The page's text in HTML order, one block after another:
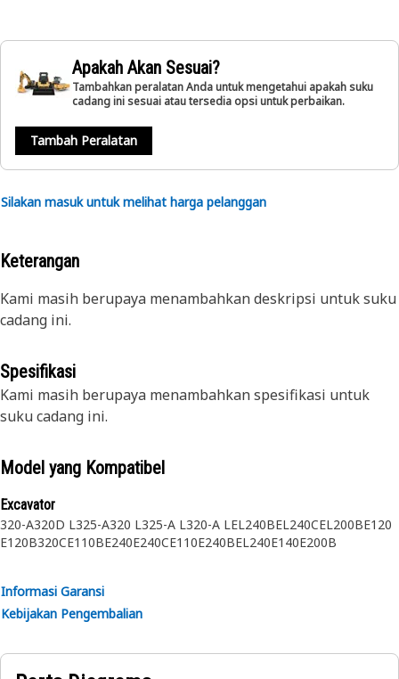
Apakah Akan Sesuai?
Tambahkan peralatan Anda untuk mengetahui apakah suku
cadang ini sesuai atau tersedia opsi untuk perbaikan.
Tambah Peralatan
Silakan masuk untuk melihat harga pelanggan
Keterangan
Kami masih berupaya menambahkan deskripsi untuk suku
cadang ini.
Spesifikasi
Kami masih berupaya menambahkan spesifikasi untuk
suku cadang ini.
Model yang Kompatibel
Excavator
320-A320D L325-A320 L325-A L320-A LEL240BEL240CEL200BE120
E120B320CE110BE240E240CE110E240BEL240E140E200B
Informasi Garansi
Kebijakan Pengembalian